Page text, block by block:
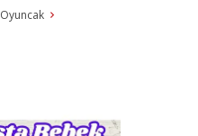
Oyuncak